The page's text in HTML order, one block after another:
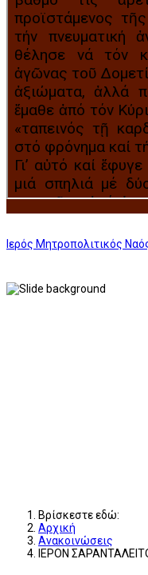
Ιερός Μητροπολιτικός
Βρίσκεστε εδώ:
Αρχική
Ανακοινώσεις
ΙΕΡΟΝ